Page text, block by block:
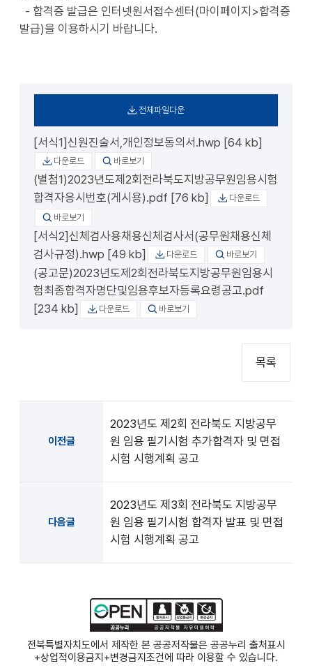
- 합격증 발급은 인터넷원서접수센터(마이페이지>합격증
발급)을 이용하시기 바랍니다.
전체파일다운
[서식1]신원진술서,개인정보동의서.hwp [64 kb]
다운로드 바로보기
(별첨1)2023년도제2회전라북도지방공무원임용시험
합격자응시번호(게시용).pdf [76 kb]
다운로드
바로보기
[서식2]신체검사용채용신체검사서(공무원채용신체
검사규정).hwp [49 kb]
다운로드 바로보기
(공고문)2023년도제2회전라북도지방공무원임용시
험최종합격자명단및임용후보자등록요령공고.pdf
[234 kb]
다운로드 바로보기
목록
이전글
2023년도 제2회 전라북도 지방공무
원 임용 필기시험 추가합격자 및 면접
시험 시행계획 공고
다음글
2023년도 제3회 전라북도 지방공무
원 임용 필기시험 합격자 발표 및 면접
시험 시행계획 공고
전북특별자치도에서 제작한 본 공공저작물은 공공누리 출처표시
+상업적이용금지+변경금지 조건에 따라 이용할 수 있습니다.